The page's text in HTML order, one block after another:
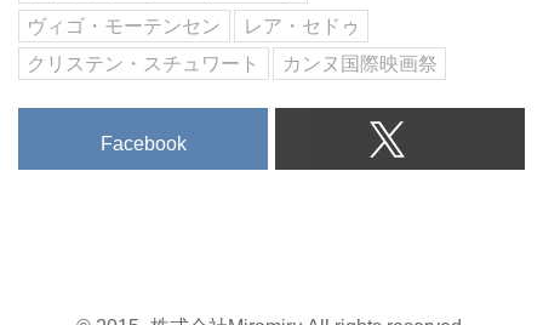
ヴィゴ・モーテンセン
レア・セドゥ
クリステン・スチュワート
カンヌ国際映画祭
Facebook